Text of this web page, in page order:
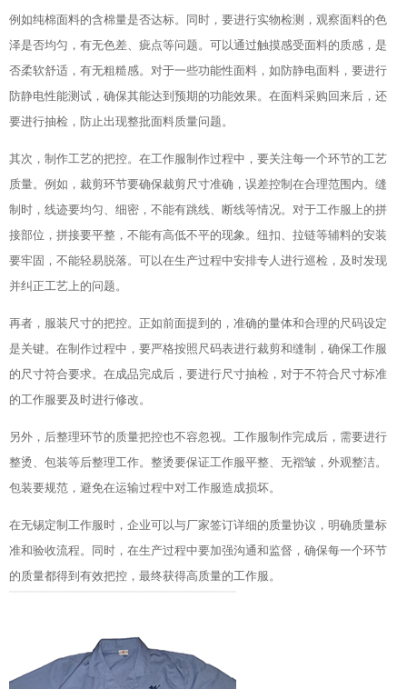
例如纯棉面料的含棉量是否达标。同时，要进行实物检测，观察面料的色
泽是否均匀，有无色差、疵点等问题。可以通过触摸感受面料的质感，是
否柔软舒适，有无粗糙感。对于一些功能性面料，如防静电面料，要进行
防静电性能测试，确保其能达到预期的功能效果。在面料采购回来后，还
要进行抽检，防止出现整批面料质量问题。
其次，制作工艺的把控。在工作服制作过程中，要关注每一个环节的工艺
质量。例如，裁剪环节要确保裁剪尺寸准确，误差控制在合理范围内。缝
制时，线迹要均匀、细密，不能有跳线、断线等情况。对于工作服上的拼
接部位，拼接要平整，不能有高低不平的现象。纽扣、拉链等辅料的安装
要牢固，不能轻易脱落。可以在生产过程中安排专人进行巡检，及时发现
并纠正工艺上的问题。
再者，服装尺寸的把控。正如前面提到的，准确的量体和合理的尺码设定
是关键。在制作过程中，要严格按照尺码表进行裁剪和缝制，确保工作服
的尺寸符合要求。在成品完成后，要进行尺寸抽检，对于不符合尺寸标准
的工作服要及时进行修改。
另外，后整理环节的质量把控也不容忽视。工作服制作完成后，需要进行
整烫、包装等后整理工作。整烫要保证工作服平整、无褶皱，外观整洁。
包装要规范，避免在运输过程中对工作服造成损坏。
在无锡定制工作服时，企业可以与厂家签订详细的质量协议，明确质量标
准和验收流程。同时，在生产过程中要加强沟通和监督，确保每一个环节
的质量都得到有效把控，最终获得高质量的工作服。